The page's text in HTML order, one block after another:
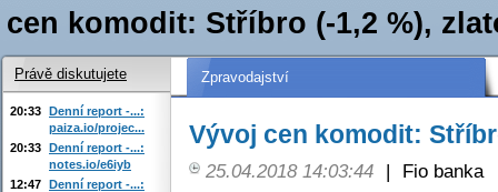
cen komodit: Stříbro (-1,2 %),
Zpravodajství
Vývoj cen komodit:
25.04.2018 14:03:44 |
Fio banka
Právě diskutujete
20:33 Denní report -...:
paiza.io/projec...
20:33 Denní report -...:
notes.io/e6iyb
12:47 Denní report -...: